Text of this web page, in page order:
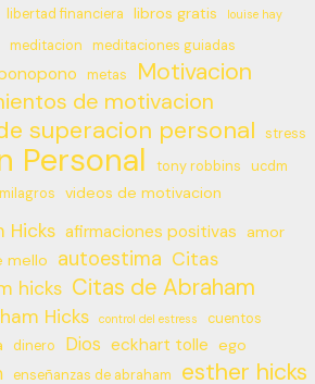
libertad financiera libros gratis louise hay
meditacion meditaciones guiadas
metas Motivacion
de motivacion
superacion personal stress
Personal tony robbins
ucdm
videos de motivacion
Hicks afirmaciones positivas
amor
mello
autoestima Citas
hicks Citas de Abraham
Hicks control del estress cuentos
dinero Dios eckhart tolle ego
enseñanzas de abraham esther hicks